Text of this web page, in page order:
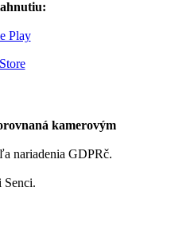
kamerovým
nariadenia GDPRč.
Senci.